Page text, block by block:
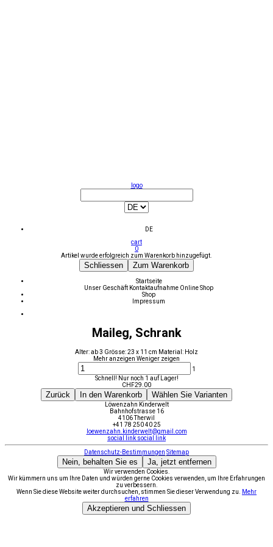
logo
DE
cart
0
Artikel wurde erfolgreich zum Warenkorb hinzugefügt.
Schliessen Zum Warenkorb
Startseite
Unser Geschäft Kontaktaufnahme Online Shop
Shop
Impressum
Maileg, Schrank
Alter: ab 3 Grösse: 23 x 11 cm Material: Holz
Mehr anzeigen Weniger zeigen
1
Schnell! Nur noch 1 auf Lager!
CHF29.00
Zurück In den Warenkorb Wählen Sie Varianten
Löwenzahn Kinderwelt
Bahnhofstrasse 16
4106 Therwil
+41 78 250 40 25
loewenzahn.kinderwelt@gmail.com
social link social link
Datenschutz-Bestimmungen Sitemap
Nein, behalten Sie es Ja, jetzt entfernen
Wir verwenden Cookies.
Wir kümmern uns um Ihre Daten und würden gerne Cookies verwenden, um Ihre Erfahrungen
zu verbessern.
Wenn Sie diese Website weiter durchsuchen, stimmen Sie dieser Verwendung zu.
Mehr
erfahren
Akzeptieren und Schliessen